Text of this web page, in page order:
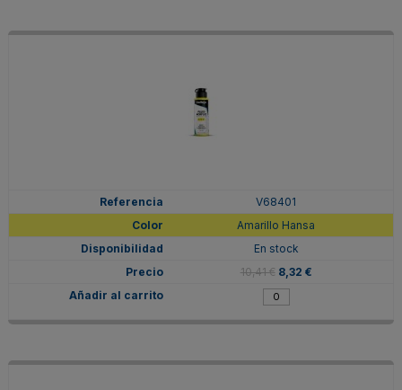
V68401
Amarillo Hansa
En stock
10,41 € 8,32 €